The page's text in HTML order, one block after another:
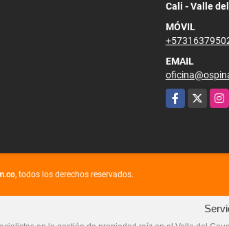
Cali - Valle
MÓVIL
EMAIL
Facebook
X
, todos los derechos reservados.